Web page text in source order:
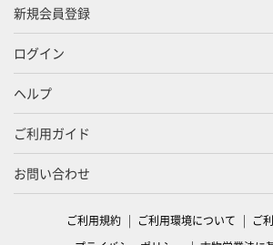
新規会員登録
ログイン
ヘルプ
ご利用ガイド
お問い合わせ
ご利用規約 ご利用環境について
ご